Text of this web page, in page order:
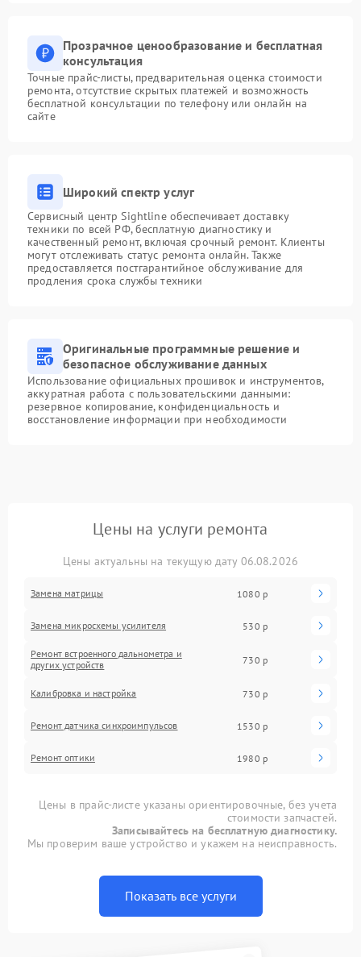
Прозрачное ценообразование и бесплатная
консультация
Точные прайс-листы, предварительная оценка стоимости
ремонта, отсутствие скрытых платежей и возможность
бесплатной консультации по телефону или онлайн на
сайте
Широкий спектр услуг
Сервисный центр Sightline обеспечивает доставку
техники по всей РФ, бесплатную диагностику и
качественный ремонт, включая срочный ремонт. Клиенты
могут отслеживать статус ремонта онлайн. Также
предоставляется постгарантийное обслуживание для
продления срока службы техники
Оригинальные программные решение и
безопасное обслуживание данных
Использование официальных прошивок и инструментов,
аккуратная работа с пользовательскими данными:
резервное копирование, конфиденциальность и
восстановление информации при необходимости
Цены на услуги ремонта
Цены актуальны на текущую дату 06.08.2026
Замена матрицы 1080 р
Замена микросхемы усилителя 530 р
Ремонт встроенного дальнометра и
других устройств
730 р
Калибровка и настройка 730 р
Ремонт датчика синхроимпульсов 1530 р
Ремонт оптики 1980 р
Цены в прайс-листе указаны ориентировочные, без учета
стоимости запчастей.
Записывайтесь на бесплатную диагностику.
Мы проверим ваше устройство и укажем на неисправность.
Показать все услуги